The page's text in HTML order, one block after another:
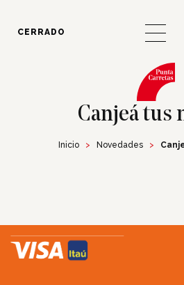
¿Cómo llegar?
CERRADO
Inicio Novedades
Canjeá tus